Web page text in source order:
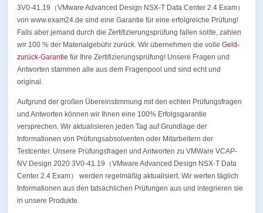
3V0-41.19（VMware Advanced Design NSX-T Data Center 2.4 Exam）
von www.exam24.de sind eine Garantie für eine erfolgreiche Prüfung!
Falls aber jemand durch die Zertifizierungsprüfung fallen sollte, zahlen
wir 100 % der Materialgebühr zurück. Wir übernehmen die volle Geld-
zurück-Garantie für Ihre Zertifizierungsprüfung! Unsere Fragen und
Antworten stammen alle aus dem Fragenpool und sind echt und
original.
Aufgrund der großen Übereinstimmung mit den echten Prüfungsfragen
und Antworten können wir Ihnen eine 100% Erfolgsgarantie
versprechen. Wir aktualisieren jeden Tag auf Grundlage der
Informationen von Prüfungsabsolventen oder Mitarbeitern der
Testcenter. Unsere Prüfungsfragen und Antworten zu VMWare VCAP-
NV Design 2020 3V0-41.19（VMware Advanced Design NSX-T Data
Center 2.4 Exam） werden regelmäßig aktualisiert. Wir werten täglich
Informationen aus den tatsächlichen Prüfungen aus und integrieren sie
in unsere Produkte.